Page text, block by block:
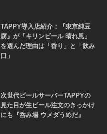
TAPPY導入店紹介：『東京純豆
腐』が「キリンビール 晴れ風」
を選んだ理由は「香り」と「飲み
口」
次世代ビールサーバーTAPPYの
見た目が生ビール注文のきっかけ
にも『呑み場 ウメダうめだ』